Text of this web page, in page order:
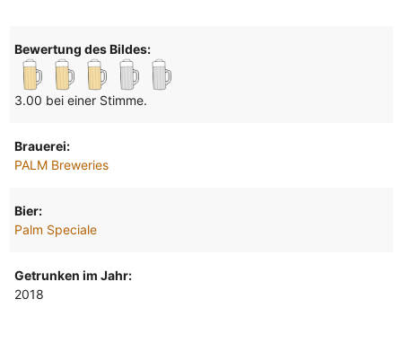
Bewertung des Bildes:
3.00 bei einer Stimme.
Brauerei:
PALM Breweries
Bier:
Palm Speciale
Getrunken im Jahr:
2018